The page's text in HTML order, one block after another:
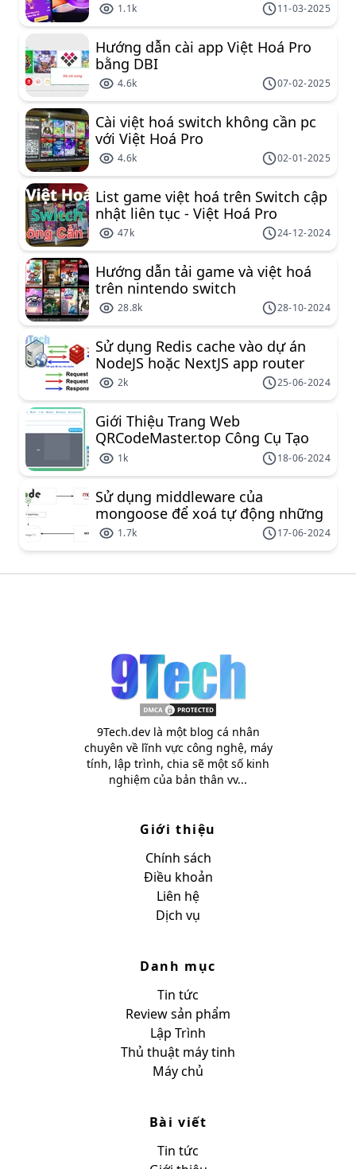
1.1k 11-03-2025
Hướng dẫn cài app Việt Hoá Pro
bằng DBI
4.6k 07-02-2025
Cài việt hoá switch không cần pc
với Việt Hoá Pro
4.6k 02-01-2025
List game việt hoá trên Switch cập
nhật liên tục - Việt Hoá Pro
47k 24-12-2024
Hướng dẫn tải game và việt hoá
trên nintendo switch
28.8k 28-10-2024
Sử dụng Redis cache vào dự án
NodeJS hoặc NextJS app router
2k 25-06-2024
Giới Thiệu Trang Web
QRCodeMaster.top Công Cụ Tạo
Mã QR Miễn Phí Đa Năng
1k 18-06-2024
Sử dụng middleware của
mongoose để xoá tự động những
document liên kết
1.7k 17-06-2024
9Tech.dev là một blog cá nhân
chuyên về lĩnh vực công nghệ, máy
tính, lập trình, chia sẽ một số kinh
nghiệm của bản thân vv...
Giới thiệu
Chính sách
Điều khoản
Liên hệ
Dịch vụ
Danh mục
Tin tức
Review sản phẩm
Lập Trình
Thủ thuật máy tinh
Máy chủ
Bài viết
Tin tức